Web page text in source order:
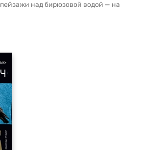
над бирюзовой водой — на